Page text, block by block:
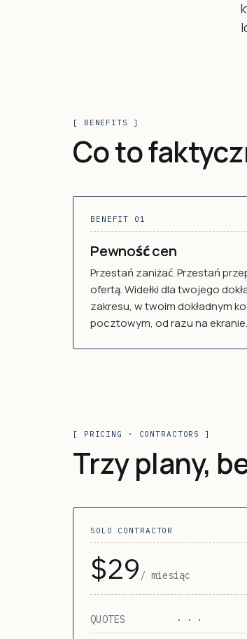
[ BENEFITS ]
Co to
BENEFIT 01
Pewność cen
Przestań zaniżać. Przestań
ofertą. Widełki dla twojego
zakresu, w twoim dokładnym
pocztowym, od razu na ekranie.
[ PRICING · CONTRACTORS ]
Trzy plany,
SOLO CONTRACTOR
$29 / miesiąc
QUOTES · · ·